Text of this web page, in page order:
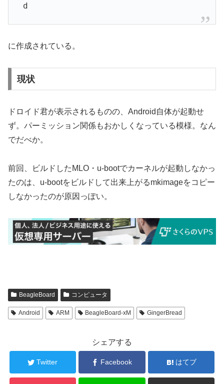
d
に作成されている。
現状
ドロイド君が表示されるものの、Android自体が起動せ
ず。パーミッション関係もおかしくなっている模様。なん
でだべか。
前回、ビルドしたMLO・u-bootでカーネルが起動しなかっ
たのは、u-bootをビルドして出来上がるmkimageをコピー
しなかったのが原因っぽい。
BeagleBoard コンピュータ
Android ARM BeagleBoard-xM GingerBread
シェアする
Twitter Facebook はてブ